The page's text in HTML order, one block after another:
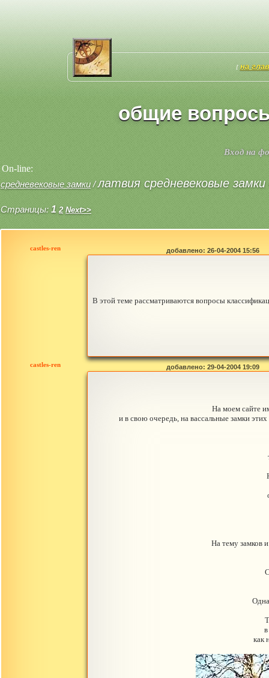
[ на
общие
Вход на
On-line:
средневековые замки/латвия средневековые
Страницы: 1 2 Next>>
castles-ren добавлено: 26-04-2004 15:56
В этой теме рассматриваются вопросы
castles-ren добавлено: 29-04-2004 19:09
На моем сайте
и в свою очередь, на вассальные замки
На тему замков
как